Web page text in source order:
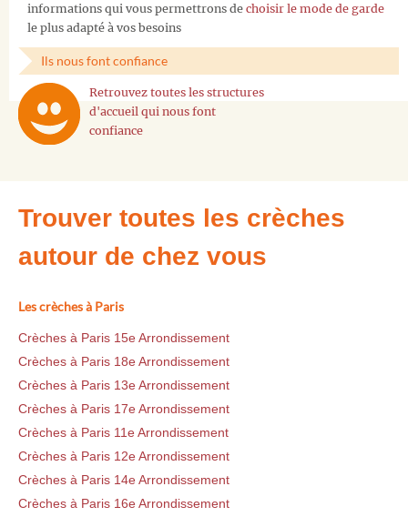
informations qui vous permettrons de choisir le mode de garde
le plus adapté à vos besoins
Ils nous font confiance
Retrouvez toutes les structures
d'accueil qui nous font
confiance
Trouver toutes les crèches
autour de chez vous
Les crèches à Paris
Crèches à Paris 15e Arrondissement
Crèches à Paris 18e Arrondissement
Crèches à Paris 13e Arrondissement
Crèches à Paris 17e Arrondissement
Crèches à Paris 11e Arrondissement
Crèches à Paris 12e Arrondissement
Crèches à Paris 14e Arrondissement
Crèches à Paris 16e Arrondissement